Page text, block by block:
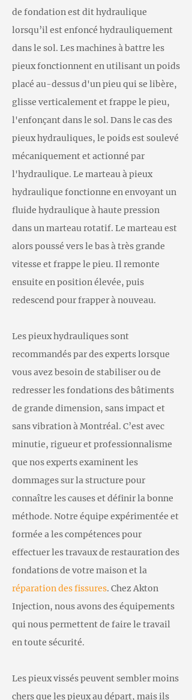
de fondation est dit hydraulique
lorsqu’il est enfoncé hydrauliquement
dans le sol. Les machines à battre les
pieux fonctionnent en utilisant un poids
placé au-dessus d'un pieu qui se libère,
glisse verticalement et frappe le pieu,
l'enfonçant dans le sol. Dans le cas des
pieux hydrauliques, le poids est soulevé
mécaniquement et actionné par
l'hydraulique. Le marteau à pieux
hydraulique fonctionne en envoyant un
fluide hydraulique à haute pression
dans un marteau rotatif. Le marteau est
alors poussé vers le bas à très grande
vitesse et frappe le pieu. Il remonte
ensuite en position élevée, puis
redescend pour frapper à nouveau.
Les pieux hydrauliques sont
recommandés par des experts lorsque
vous avez besoin de stabiliser ou de
redresser les fondations des bâtiments
de grande dimension, sans impact et
sans vibration à Montréal. C’est avec
minutie, rigueur et professionnalisme
que nos experts examinent les
dommages sur la structure pour
connaître les causes et définir la bonne
méthode. Notre équipe expérimentée et
formée a les compétences pour
effectuer les travaux de restauration des
fondations de votre maison et la
réparation des fissures. Chez Akton
Injection, nous avons des équipements
qui nous permettent de faire le travail
en toute sécurité.
Les pieux vissés peuvent sembler moins
chers que les pieux au départ, mais ils